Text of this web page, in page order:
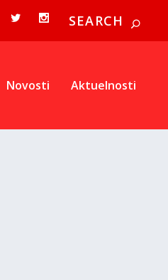
Novosti Aktuelnosti